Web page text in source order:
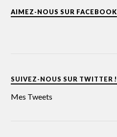
AIMEZ-NOUS SUR FACEBOOK
SUIVEZ-NOUS SUR TWITTER !
Mes Tweets